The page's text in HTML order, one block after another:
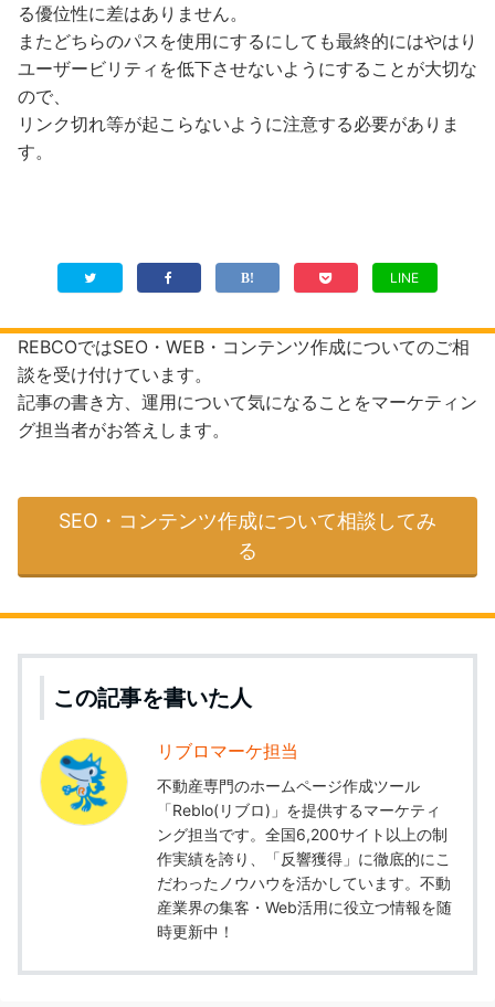
る優位性に差はありません。
またどちらのパスを使用にするにしても最終的にはやはり
ユーザービリティを低下させないようにすることが大切な
ので、
リンク切れ等が起こらないように注意する必要がありま
す。
LINE
REBCOではSEO・WEB・コンテンツ作成についてのご相
談を受け付けています。
記事の書き方、運用について気になることをマーケティン
グ担当者がお答えします。
SEO・コンテンツ作成について相談してみ
る
この記事を書いた人
リブロマーケ担当
不動産専門のホームページ作成ツール
「Reblo(リブロ)」を提供するマーケティ
ング担当です。全国6,200サイト以上の制
作実績を誇り、「反響獲得」に徹底的にこ
だわったノウハウを活かしています。不動
産業界の集客・Web活用に役立つ情報を随
時更新中！